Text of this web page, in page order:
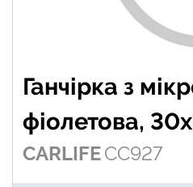
Ганчірка з
фіолетова,
CARLIFECC927